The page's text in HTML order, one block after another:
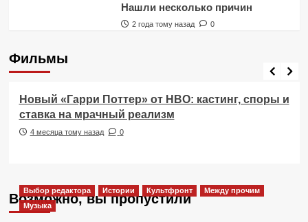
Нашли несколько причин
2 года тому назад 0
Фильмы
Фильмы
Новый «Гарри Поттер» от HBO: кастинг, споры и
ставка на мрачный реализм
4 месяца тому назад 0
Возможно, вы пропустили
Выбор редактора Истории Культфронт
Между прочим
Музыка